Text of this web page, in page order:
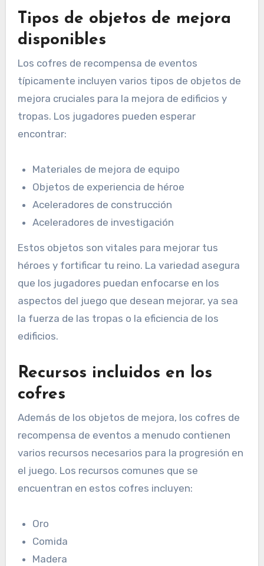
Tipos de objetos de mejora
disponibles
Los cofres de recompensa de eventos
típicamente incluyen varios tipos de objetos de
mejora cruciales para la mejora de edificios y
tropas. Los jugadores pueden esperar
encontrar:
Materiales de mejora de equipo
Objetos de experiencia de héroe
Aceleradores de construcción
Aceleradores de investigación
Estos objetos son vitales para mejorar tus
héroes y fortificar tu reino. La variedad asegura
que los jugadores puedan enfocarse en los
aspectos del juego que desean mejorar, ya sea
la fuerza de las tropas o la eficiencia de los
edificios.
Recursos incluidos en los
cofres
Además de los objetos de mejora, los cofres de
recompensa de eventos a menudo contienen
varios recursos necesarios para la progresión en
el juego. Los recursos comunes que se
encuentran en estos cofres incluyen:
Oro
Comida
Madera